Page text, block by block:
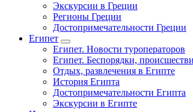
Экскурсии в Греции
Регионы Греции
Достопримечательности Греции
Египет
Египет. Новости туроператоров
Египет. Беспорядки,
Отдых, развлечения в Египте
История Египта
Достопримечательности Египта
Экскурсии в Египте